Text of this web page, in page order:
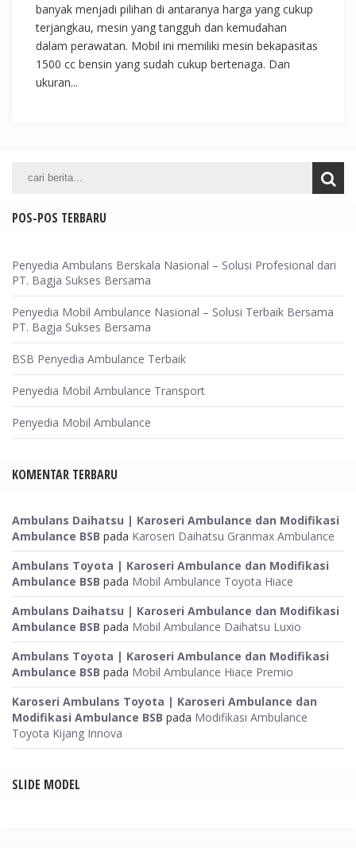
banyak menjadi pilihan di antaranya harga yang cukup
terjangkau, mesin yang tangguh dan kemudahan
dalam perawatan. Mobil ini memiliki mesin bekapasitas
1500 cc bensin yang sudah cukup bertenaga. Dan
ukuran...
POS-POS TERBARU
Penyedia Ambulans Berskala Nasional – Solusi Profesional dari
PT. Bagja Sukses Bersama
Penyedia Mobil Ambulance Nasional – Solusi Terbaik Bersama
PT. Bagja Sukses Bersama
BSB Penyedia Ambulance Terbaik
Penyedia Mobil Ambulance Transport
Penyedia Mobil Ambulance
KOMENTAR TERBARU
Ambulans Daihatsu | Karoseri Ambulance dan Modifikasi
Ambulance BSB pada Karoseri Daihatsu Granmax Ambulance
Ambulans Toyota | Karoseri Ambulance dan Modifikasi
Ambulance BSB pada Mobil Ambulance Toyota Hiace
Ambulans Daihatsu | Karoseri Ambulance dan Modifikasi
Ambulance BSB pada Mobil Ambulance Daihatsu Luxio
Ambulans Toyota | Karoseri Ambulance dan Modifikasi
Ambulance BSB pada Mobil Ambulance Hiace Premio
Karoseri Ambulans Toyota | Karoseri Ambulance dan
Modifikasi Ambulance BSB pada Modifikasi Ambulance
Toyota Kijang Innova
SLIDE MODEL